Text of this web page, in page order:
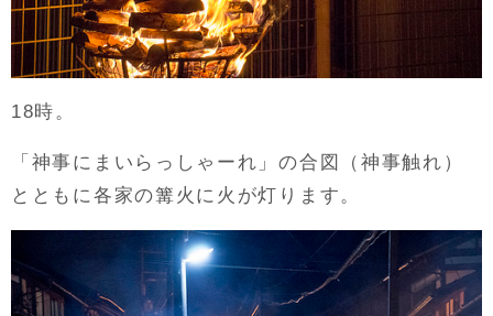
18時。
「神事にまいらっしゃーれ」の合図（神事触れ）
とともに各家の篝火に火が灯ります。